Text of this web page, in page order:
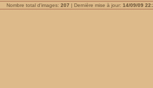
Nombre total d'images: 207 | Dernière mise à jour: 14/09/09